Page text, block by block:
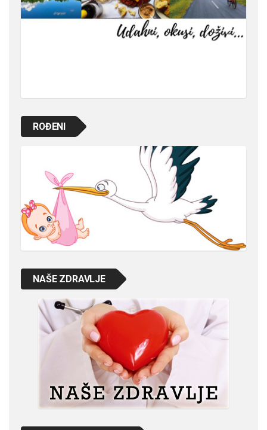
ROĐENI
NAŠE ZDRAVLJE